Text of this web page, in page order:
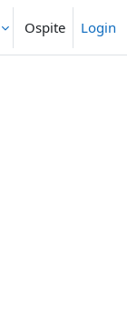
Ospite Login